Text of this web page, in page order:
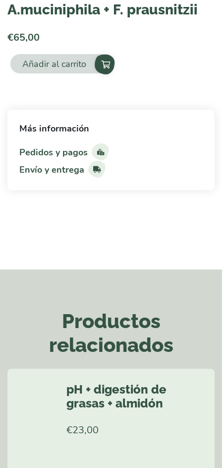
A.muciniphila + F. prausnitzii
€65,00
A.muciniphila
cantidad
Añadir al carrito
Más información
Pedidos y pagos
Envío y entrega
Productos
relacionados
pH + digestión de
grasas + almidón
€23,00